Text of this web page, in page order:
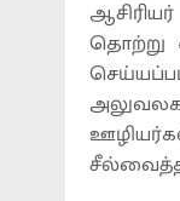
தொற்று